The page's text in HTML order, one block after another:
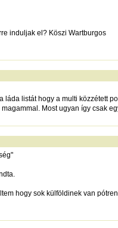
induljak el? Köszi Wartburgos
láda listát hogy a multi közzétett
Most ugyan így csak
hogy sok külföldinek van